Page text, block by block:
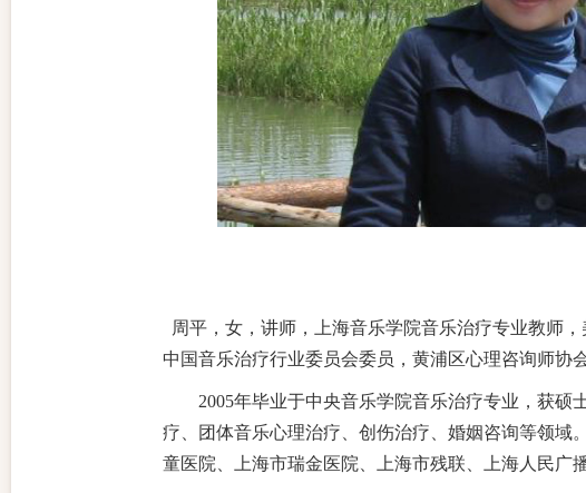
周平，女，讲师，上海音乐学院音乐治疗专业教师
中国音乐治疗行业委员会委员，黄浦区心理咨询师协
2005年毕业于中央音乐学院音乐治疗专业，获硕
疗、团体音乐心理治疗、创伤治疗、婚姻咨询等领域。
童医院、上海市瑞金医院、上海市残联、上海人民广